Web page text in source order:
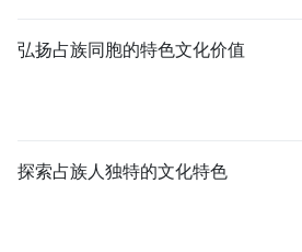
弘扬占族同胞的特色文化价值
探索占族人独特的文化特色